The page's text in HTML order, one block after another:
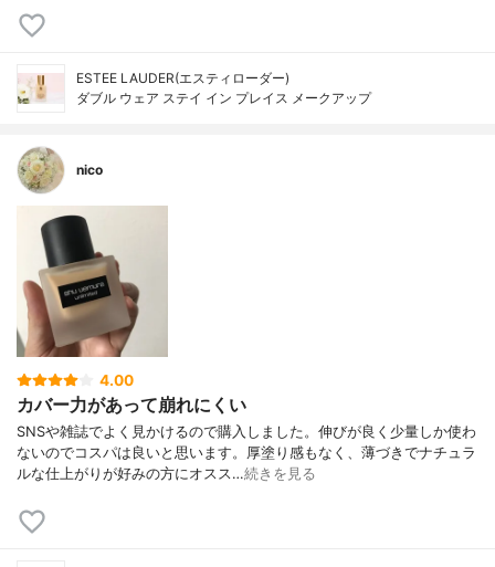
ESTEE LAUDER(エスティローダー)
ダブル ウェア ステイ イン プレイス メークアップ
nico
4.00
カバー力があって崩れにくい
SNSや雑誌でよく見かけるので購入しました。伸びが良く少量しか使わ
ないのでコスパは良いと思います。厚塗り感もなく、薄づきでナチュラ
ルな仕上がりが好みの方にオスス…続きを見る